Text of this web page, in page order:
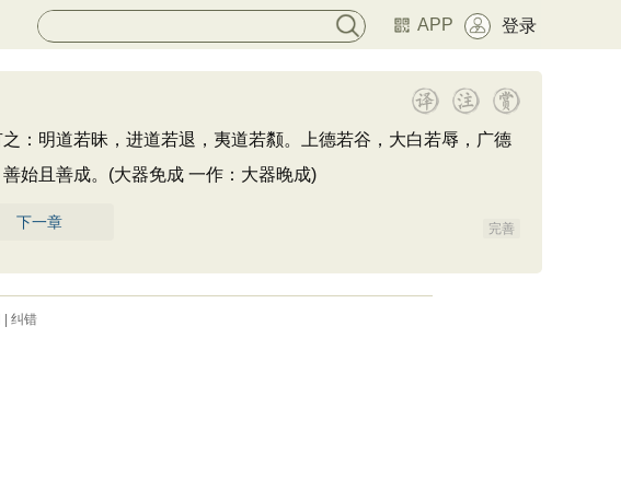
APP 登录
明道若昧，进道若退，夷道若颣。上德若谷，大白若辱，广德
始且善成。(大器免成 一作：大器晚成)
下一章 完善
纠错